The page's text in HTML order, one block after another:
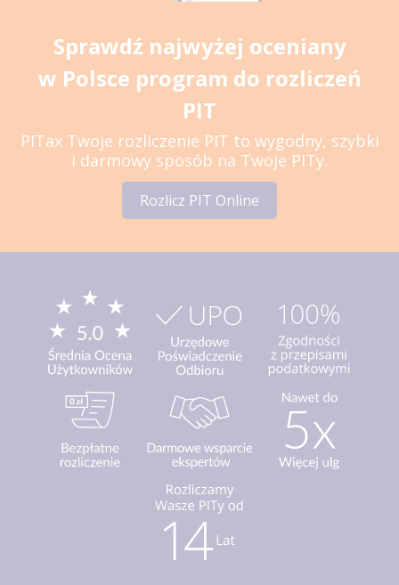
Sprawdź najwyżej oceniany
w Polsce program do rozliczeń
PIT
PITax Twoje rozliczenie PIT to wygodny, szybki
i darmowy sposób na Twoje PITy.
Rozlicz PIT Online